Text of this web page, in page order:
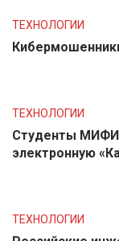
ТЕХНОЛОГИИ
ТЕХНОЛОГИИ
Студенты
электронную
ТЕХНОЛОГИИ